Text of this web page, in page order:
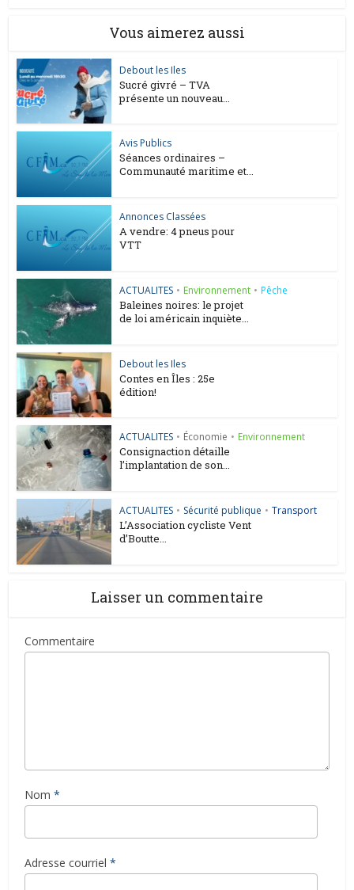
Vous aimerez aussi
Debout les Iles
Sucré givré – TVA
présente un nouveau...
Avis Publics
Séances ordinaires –
Communauté maritime et...
Annonces Classées
A vendre: 4 pneus pour
VTT
ACTUALITES • Environnement • Pêche
Baleines noires: le projet
de loi américain inquiète...
Debout les Iles
Contes en Îles : 25e
édition!
ACTUALITES • Économie • Environnement
Consignaction détaille
l’implantation de son...
ACTUALITES • Sécurité publique • Transport
L’Association cycliste Vent
d’Boutte...
Laisser un commentaire
Commentaire
Nom *
Adresse courriel *